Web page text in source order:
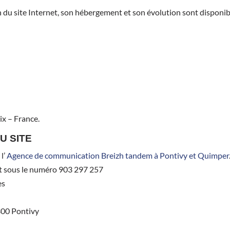
site Internet, son hébergement et son évolution sont
– France.
SITE
Agence de communication Breizh tandem à Pontivy et Quimper
sous le numéro 903 297 257
Pontivy